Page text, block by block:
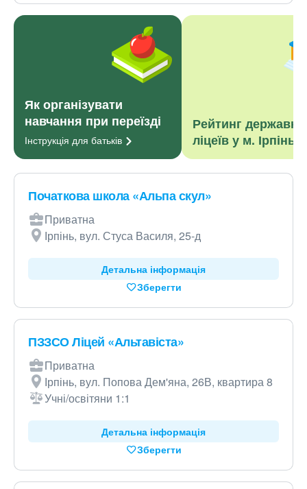
Як організувати
навчання при переїзді
Інструкція для батьків
Рейтинг
ліцеїв у м. Ірпінь
Початкова школа «Альпа скул»
Приватна
Ірпінь, вул. Стуса Василя, 25-д
Детальна інформація
Зберегти
ПЗЗСО Ліцей «Альтавіста»
Приватна
Ірпінь, вул. Попова Дем'яна, 26В, квартира 8
Учні/освітяни 1:1
Детальна інформація
Зберегти